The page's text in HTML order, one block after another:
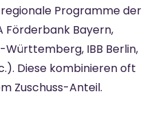
Programme der
Förderbank Bayern,
Württemberg, IBB Berlin,
Diese kombinieren oft
Zuschuss-Anteil.